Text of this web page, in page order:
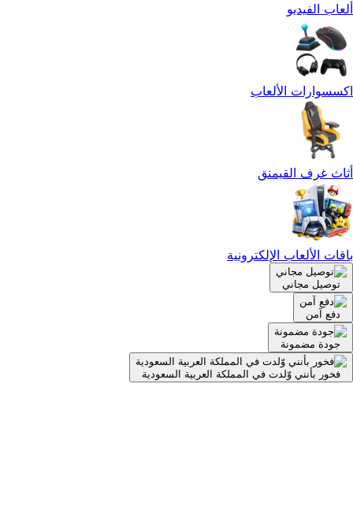
ألعاب الفيديو
اكسسوارات الألعاب
أثاث غرف القيمنق
باقات الألعاب الإلكترونية
توصيل مجاني
دفع آمن
جودة مضمونة
فخور بأنني وّلدت في المملكة العربية السعودية